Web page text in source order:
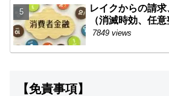
レイクからの請
（消滅時効、任意
7849 views
【免責事項】